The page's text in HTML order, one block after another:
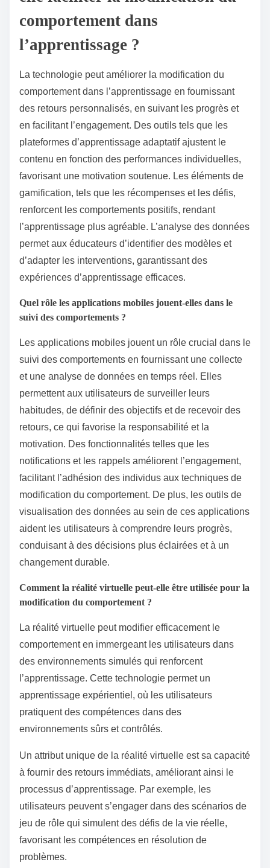
comportement dans
l’apprentissage ?
La technologie peut améliorer la modification du
comportement dans l’apprentissage en fournissant
des retours personnalisés, en suivant les progrès et
en facilitant l’engagement. Des outils tels que les
plateformes d’apprentissage adaptatif ajustent le
contenu en fonction des performances individuelles,
favorisant une motivation soutenue. Les éléments de
gamification, tels que les récompenses et les défis,
renforcent les comportements positifs, rendant
l’apprentissage plus agréable. L’analyse des données
permet aux éducateurs d’identifier des modèles et
d’adapter les interventions, garantissant des
expériences d’apprentissage efficaces.
Quel rôle les applications mobiles jouent-elles dans le
suivi des comportements ?
Les applications mobiles jouent un rôle crucial dans le
suivi des comportements en fournissant une collecte
et une analyse de données en temps réel. Elles
permettent aux utilisateurs de surveiller leurs
habitudes, de définir des objectifs et de recevoir des
retours, ce qui favorise la responsabilité et la
motivation. Des fonctionnalités telles que les
notifications et les rappels améliorent l’engagement,
facilitant l’adhésion des individus aux techniques de
modification du comportement. De plus, les outils de
visualisation des données au sein de ces applications
aident les utilisateurs à comprendre leurs progrès,
conduisant à des décisions plus éclairées et à un
changement durable.
Comment la réalité virtuelle peut-elle être utilisée pour la
modification du comportement ?
La réalité virtuelle peut modifier efficacement le
comportement en immergeant les utilisateurs dans
des environnements simulés qui renforcent
l’apprentissage. Cette technologie permet un
apprentissage expérientiel, où les utilisateurs
pratiquent des compétences dans des
environnements sûrs et contrôlés.
Un attribut unique de la réalité virtuelle est sa capacité
à fournir des retours immédiats, améliorant ainsi le
processus d’apprentissage. Par exemple, les
utilisateurs peuvent s’engager dans des scénarios de
jeu de rôle qui simulent des défis de la vie réelle,
favorisant les compétences en résolution de
problèmes.